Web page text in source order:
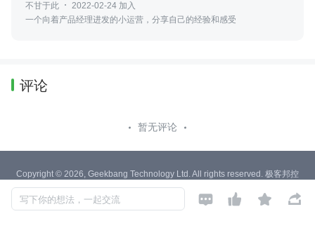
不甘于此
2022-02-24 加入
一个向着产品经理进发的小运营，分享自己的经验和感受
评论
暂无评论
写下你的想法，一起交流    
Copyright © 2026, Geekbang Technology Ltd. All rights reserved. 极客邦控
股（北京）有限公司
京 ICP 备 16027448 号 - 5
产品资质